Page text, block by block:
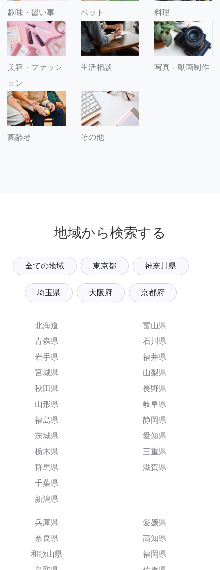
趣味・習い事 ペット 料理
美容・ファッシ
ョン
生活相談 写真・動画制作
高齢者 その他
地域から検索する
全ての地域 東京都 神奈川県
埼玉県 大阪府 京都府
北海道
青森県
岩手県
宮城県
秋田県
山形県
福島県
茨城県
栃木県
群馬県
千葉県
新潟県
富山県
石川県
福井県
山梨県
長野県
岐阜県
静岡県
愛知県
三重県
滋賀県
兵庫県
奈良県
和歌山県
愛媛県
高知県
福岡県